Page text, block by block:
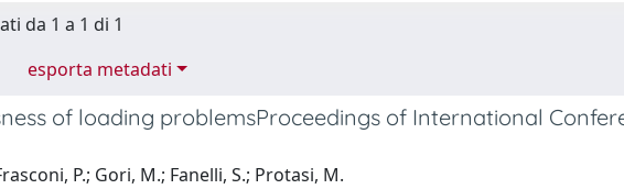
da 1 a 1 di 1
esporta metadati
of loading problemsProceedings of International
P.; Gori, M.; Fanelli, S.; Protasi, M.